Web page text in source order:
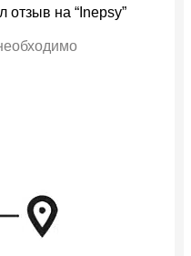
отзыв на “Inepsy”